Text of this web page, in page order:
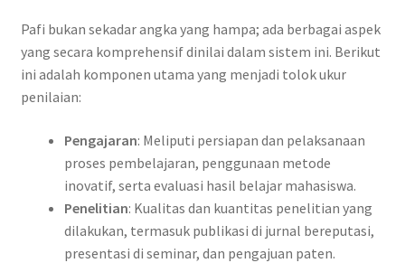
Pafi bukan sekadar angka yang hampa; ada berbagai aspek
yang secara komprehensif dinilai dalam sistem ini. Berikut
ini adalah komponen utama yang menjadi tolok ukur
penilaian:
Pengajaran: Meliputi persiapan dan pelaksanaan
proses pembelajaran, penggunaan metode
inovatif, serta evaluasi hasil belajar mahasiswa.
Penelitian: Kualitas dan kuantitas penelitian yang
dilakukan, termasuk publikasi di jurnal bereputasi,
presentasi di seminar, dan pengajuan paten.